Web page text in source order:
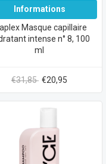
Informations
Masque capillaire
intense n° 8, 100
ml
€31,85 €20,95